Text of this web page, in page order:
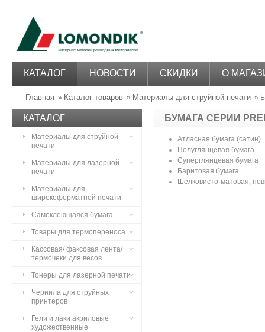
КАТАЛОГ НОВОСТИ СКИДКИ О
Главная » Каталог товаров » Материалы для струйной печати »
БУМАГА СЕРИИ
Атласная бумага (сатин)
Полуглянцевая бумага
Суперглянцевая бумага
Баритовая бумага
Шелковисто-матовая,
КАТАЛОГ
Материалы для струйной
печати
Материалы для лазерной
печати
Материалы для
широкоформатной печати
Самоклеющаяся бумага
Товары для термопереноса
Кассовая/ факсовая лента/
термочеки для весов
Тонеры для лазерной печати
Чернила для струйных
принтеров
Гели и лаки акриловые
художественные